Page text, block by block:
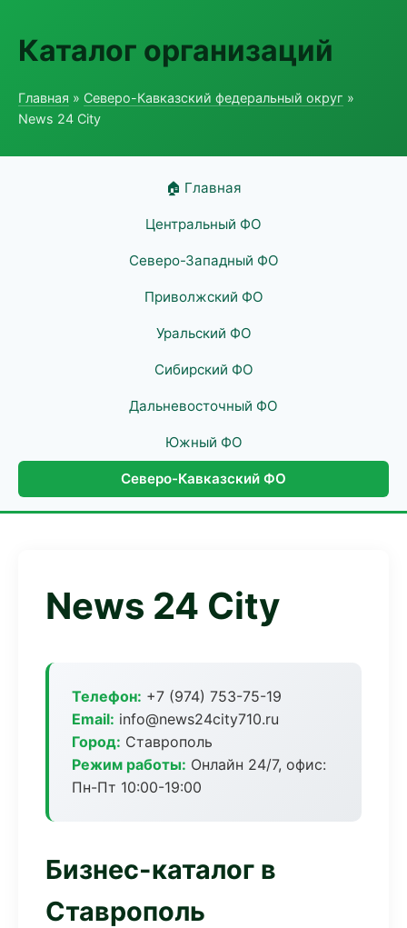
Каталог организаций
Главная » Северо-Кавказский федеральный округ »
News 24 City
🏠 Главная
Центральный ФО
Северо-Западный ФО
Приволжский ФО
Уральский ФО
Сибирский ФО
Дальневосточный ФО
Южный ФО
Северо-Кавказский ФО
News 24 City
Телефон: +7 (974) 753-75-19
Email: info@news24city710.ru
Город: Ставрополь
Режим работы: Онлайн 24/7, офис:
Пн-Пт 10:00-19:00
Бизнес-каталог в
Ставрополь